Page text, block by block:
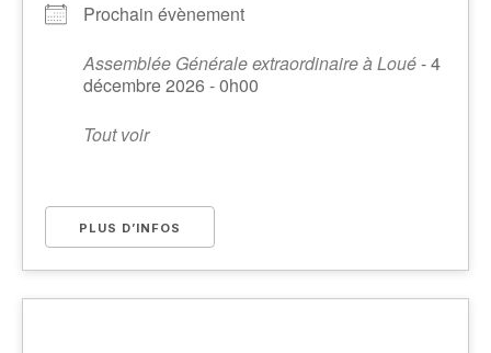
Prochain évènement
Assemblée Générale extraordinaire à Loué- 4
décembre 2026 - 0h00
Tout voir
PLUS D’INFOS